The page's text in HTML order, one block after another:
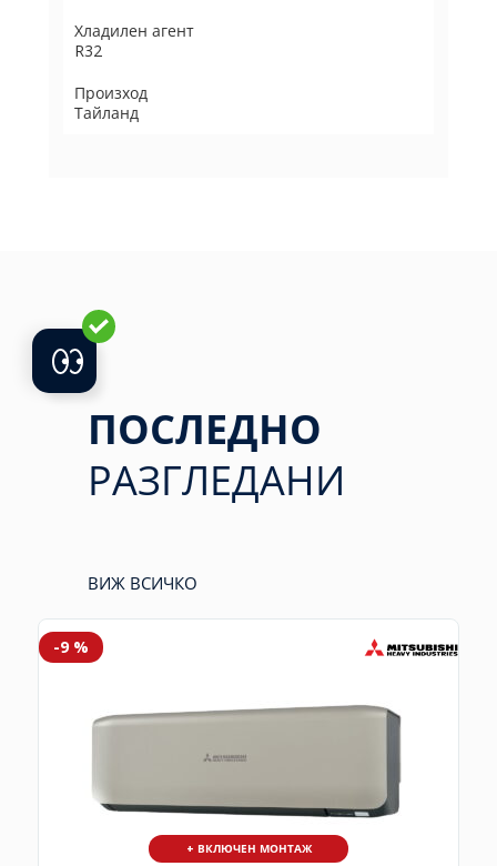
Хладилен агент
R32
Произход
Тайланд
ПОСЛЕДНО
РАЗГЛЕДАНИ
ВИЖ ВСИЧКО
-9 %
+ ВКЛЮЧЕН МОНТАЖ